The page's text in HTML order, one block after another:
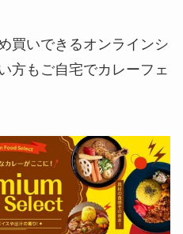
買いできるオンラインシ
方もご自宅でカレーフェ